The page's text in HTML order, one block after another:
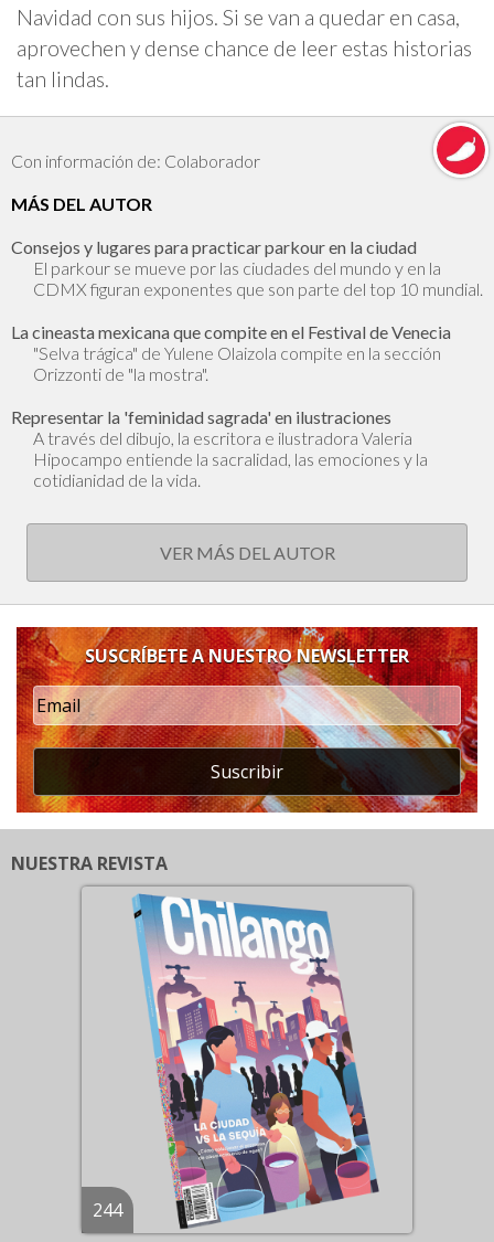
Navidad con sus hijos. Si se van a quedar en casa,
aprovechen y dense chance de leer estas historias
tan lindas.
Con información de: Colaborador
MÁS DEL AUTOR
Consejos y lugares para practicar parkour en la ciudad
El parkour se mueve por las ciudades del mundo y en la
CDMX figuran exponentes que son parte del top 10 mundial.
La cineasta mexicana que compite en el Festival de Venecia
"Selva trágica" de Yulene Olaizola compite en la sección
Orizzonti de "la mostra".
Representar la 'feminidad sagrada' en ilustraciones
A través del dibujo, la escritora e ilustradora Valeria
Hipocampo entiende la sacralidad, las emociones y la
cotidianidad de la vida.
VER MÁS DEL AUTOR
SUSCRÍBETE A NUESTRO NEWSLETTER
Suscribir
NUESTRA REVISTA
244